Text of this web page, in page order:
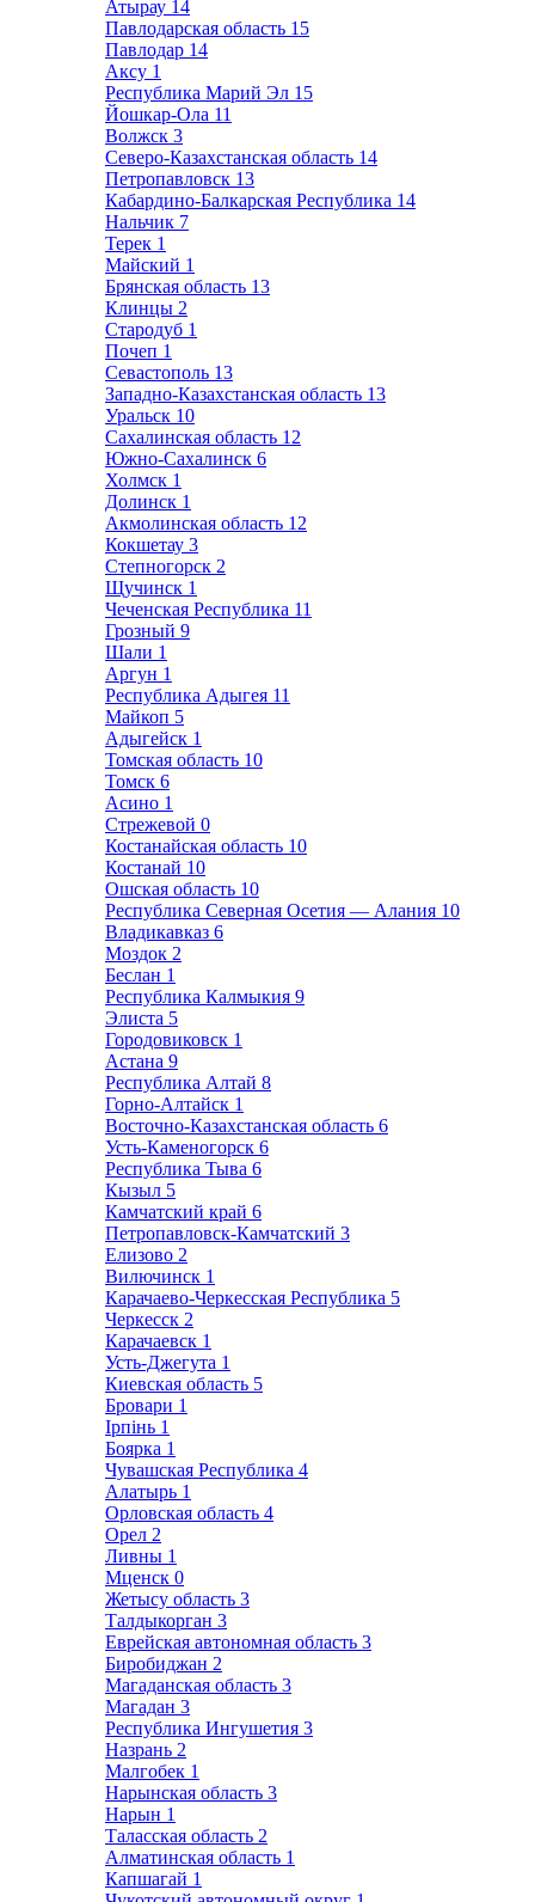
Атырау 14
Павлодарская область 15
Павлодар 14
Аксу 1
Республика Марий Эл 15
Йошкар-Ола 11
Волжск 3
Северо-Казахстанская область 14
Петропавловск 13
Кабардино-Балкарская Республика 14
Нальчик 7
Терек 1
Майский 1
Брянская область 13
Клинцы 2
Стародуб 1
Почеп 1
Севастополь 13
Западно-Казахстанская область 13
Уральск 10
Сахалинская область 12
Южно-Сахалинск 6
Холмск 1
Долинск 1
Акмолинская область 12
Кокшетау 3
Степногорск 2
Щучинск 1
Чеченская Республика 11
Грозный 9
Шали 1
Аргун 1
Республика Адыгея 11
Майкоп 5
Адыгейск 1
Томская область 10
Томск 6
Асино 1
Стрежевой 0
Костанайская область 10
Костанай 10
Ошская область 10
Республика Северная Осетия — Алания 10
Владикавказ 6
Моздок 2
Беслан 1
Республика Калмыкия 9
Элиста 5
Городовиковск 1
Астана 9
Республика Алтай 8
Горно-Алтайск 1
Восточно-Казахстанская область 6
Усть-Каменогорск 6
Республика Тыва 6
Кызыл 5
Камчатский край 6
Петропавловск-Камчатский 3
Елизово 2
Вилючинск 1
Карачаево-Черкесская Республика 5
Черкесск 2
Карачаевск 1
Усть-Джегута 1
Киевская область 5
Бровари 1
Ірпінь 1
Боярка 1
Чувашская Республика 4
Алатырь 1
Орловская область 4
Орел 2
Ливны 1
Мценск 0
Жетысу область 3
Талдыкорган 3
Еврейская автономная область 3
Биробиджан 2
Магаданская область 3
Магадан 3
Республика Ингушетия 3
Назрань 2
Малгобек 1
Нарынская область 3
Нарын 1
Таласская область 2
Алматинская область 1
Капшагай 1